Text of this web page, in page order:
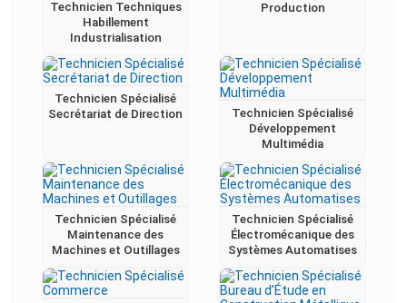
Technicien Techniques
Habillement
Industrialisation
Production
Technicien Spécialisé
Secrétariat de Direction
Technicien Spécialisé
Développement
Multimédia
Technicien Spécialisé
Maintenance des
Machines et Outillages
Technicien Spécialisé
Électromécanique des
Systèmes Automatises